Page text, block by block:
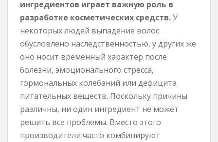
ингредиентов играет важную роль в
разработке косметических средств.У
некоторых людей выпадение волос
обусловлено наследственностью, у других же
оно носит временный характер после
болезни, эмоционального стресса,
гормональных колебаний или дефицита
питательных веществ. Поскольку причины
различны, ни один ингредиент не может
решить все проблемы. Вместо этого
производители часто комбинируют